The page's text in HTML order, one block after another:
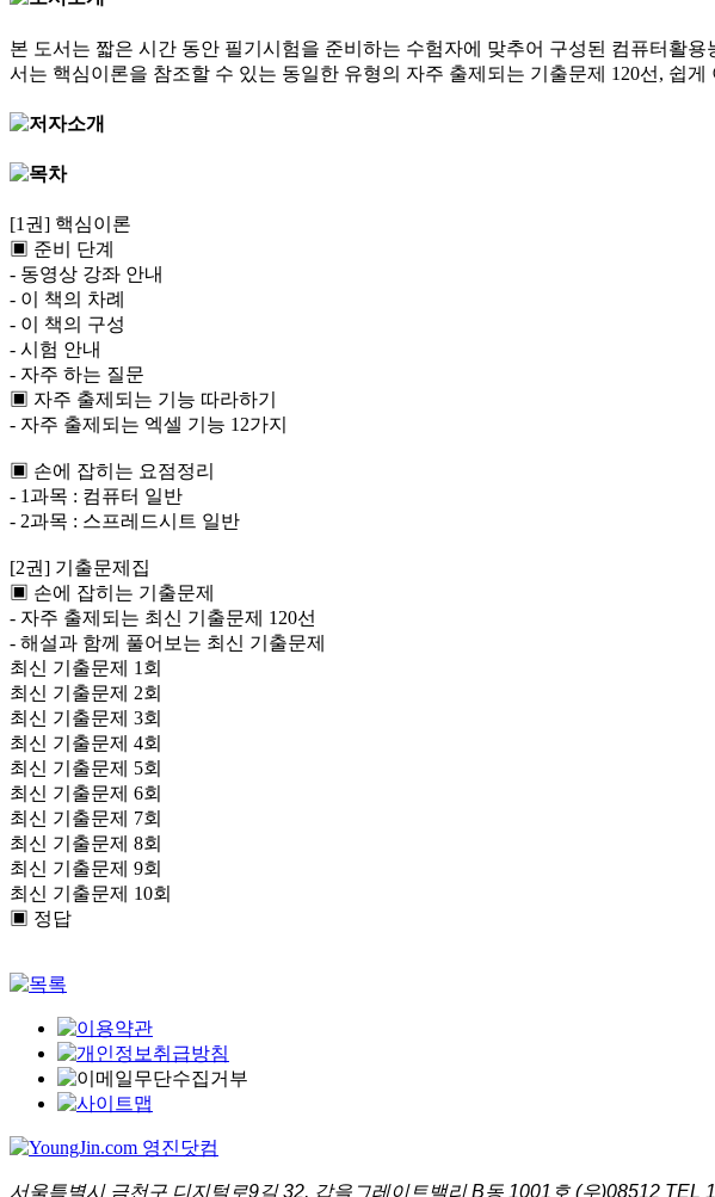
본 도서는 짧은 시간 동안 필기시험을 준비하는 수험자에 맞추어 구성된 컴퓨터활
서는 핵심이론을 참조할 수 있는 동일한 유형의 자주 출제되는 기출문제 120선, 쉽
[1권] 핵심이론
▣ 준비 단계
- 동영상 강좌 안내
- 이 책의 차례
- 이 책의 구성
- 시험 안내
- 자주 하는 질문
▣ 자주 출제되는 기능 따라하기
- 자주 출제되는 엑셀 기능 12가지
▣ 손에 잡히는 요점정리
- 1과목 : 컴퓨터 일반
- 2과목 : 스프레드시트 일반
[2권] 기출문제집
▣ 손에 잡히는 기출문제
- 자주 출제되는 최신 기출문제 120선
- 해설과 함께 풀어보는 최신 기출문제
최신 기출문제 1회
최신 기출문제 2회
최신 기출문제 3회
최신 기출문제 4회
최신 기출문제 5회
최신 기출문제 6회
최신 기출문제 7회
최신 기출문제 8회
최신 기출문제 9회
최신 기출문제 10회
▣ 정답
서울특별시 금천구 디지털로9길 32, 갑을그레이트밸리 B동 1001호 (우)08512 TEL